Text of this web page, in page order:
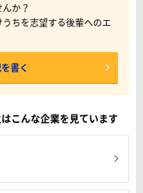
か？
ちを志望する後輩へのエ
書く
こんな企業を見ています